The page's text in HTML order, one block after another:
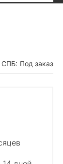
СПБ: Под заказ